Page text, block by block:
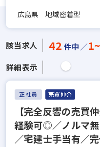
広島県 地域密着型
該当求人 42 件中／
詳細表示
正社員 売買仲介
【完全反響の売買
経験可◎／ノルマ
／宅建士手当有／